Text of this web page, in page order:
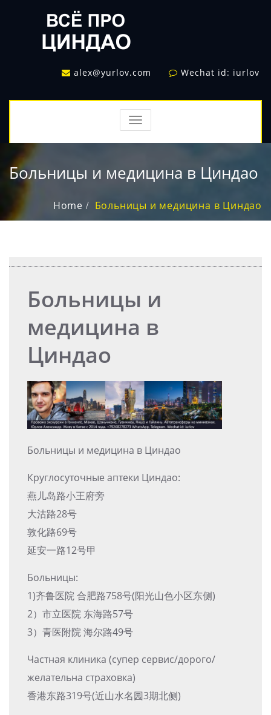
alex@yurlov.com Wechat id: iurlov
TOGGLE
NAVIGATION
Больницы и медицина в Циндао
Home Больницы и медицина в Циндао
Больницы и
медицина в
Циндао
Больницы и медицина в Циндао
Круглосуточные аптеки Циндао:
燕儿岛路小王府旁
大沽路28号
敦化路69号
延安一路12号甲
Больницы:
1)齐鲁医院 合肥路758号(阳光山色小区东侧)
2）市立医院 东海路57号
3）青医附院 海尔路49号
Частная клиника (супер сервис/дорого/
желательна страховка)
香港东路319号(近山水名园3期北侧)